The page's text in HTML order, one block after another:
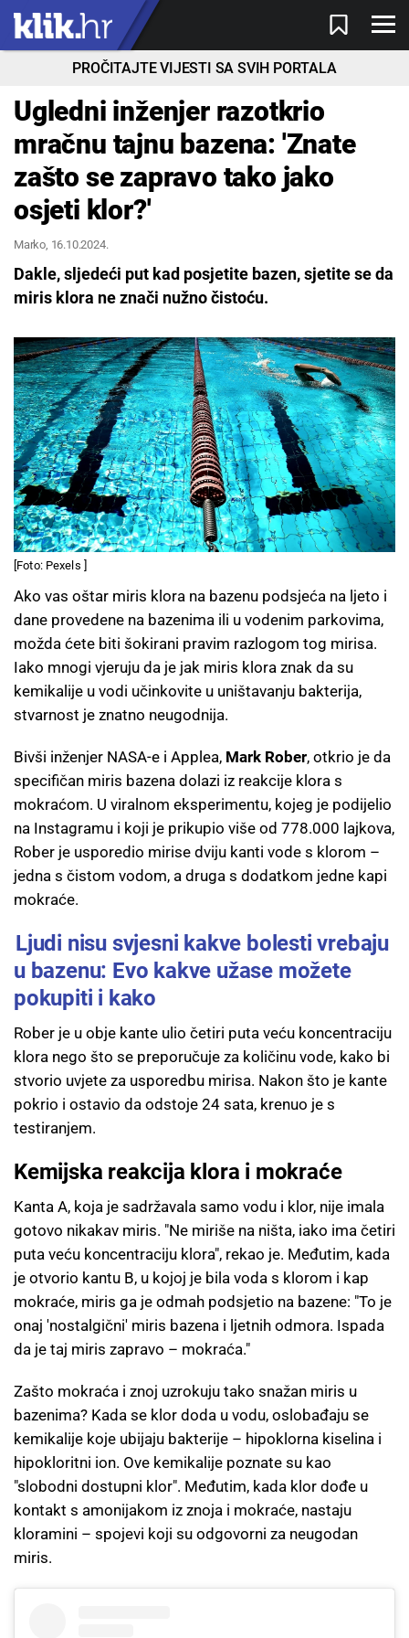
PROČITAJTE VIJESTI SA SVIH PORTALA
Ugledni inženjer razotkrio
mračnu tajnu bazena: 'Znate
zašto se zapravo tako jako
osjeti klor?'
Marko, 16.10.2024.
Dakle, sljedeći put kad posjetite bazen, sjetite se da
miris klora ne znači nužno čistoću.
[Foto: Pexels ]
Ako vas oštar miris klora na bazenu podsjeća na ljeto i
dane provedene na bazenima ili u vodenim parkovima,
možda ćete biti šokirani pravim razlogom tog mirisa.
Iako mnogi vjeruju da je jak miris klora znak da su
kemikalije u vodi učinkovite u uništavanju bakterija,
stvarnost je znatno neugodnija.
Bivši inženjer NASA-e i Applea, Mark Rober, otkrio je da
specifičan miris bazena dolazi iz reakcije klora s
mokraćom. U viralnom eksperimentu, kojeg je podijelio
na Instagramu i koji je prikupio više od 778.000 lajkova,
Rober je usporedio mirise dviju kanti vode s klorom –
jedna s čistom vodom, a druga s dodatkom jedne kapi
mokraće.
Ljudi nisu svjesni kakve bolesti vrebaju
u bazenu: Evo kakve užase možete
pokupiti i kako
Rober je u obje kante ulio četiri puta veću koncentraciju
klora nego što se preporučuje za količinu vode, kako bi
stvorio uvjete za usporedbu mirisa. Nakon što je kante
pokrio i ostavio da odstoje 24 sata, krenuo je s
testiranjem.
Kemijska reakcija klora i mokraće
Kanta A, koja je sadržavala samo vodu i klor, nije imala
gotovo nikakav miris. "Ne miriše na ništa, iako ima četiri
puta veću koncentraciju klora", rekao je. Međutim, kada
je otvorio kantu B, u kojoj je bila voda s klorom i kap
mokraće, miris ga je odmah podsjetio na bazene: "To je
onaj 'nostalgični' miris bazena i ljetnih odmora. Ispada
da je taj miris zapravo – mokraća."
Zašto mokraća i znoj uzrokuju tako snažan miris u
bazenima? Kada se klor doda u vodu, oslobađaju se
kemikalije koje ubijaju bakterije – hipoklorna kiselina i
hipokloritni ion. Ove kemikalije poznate su kao
"slobodni dostupni klor". Međutim, kada klor dođe u
kontakt s amonijakom iz znoja i mokraće, nastaju
kloramini – spojevi koji su odgovorni za neugodan
miris.